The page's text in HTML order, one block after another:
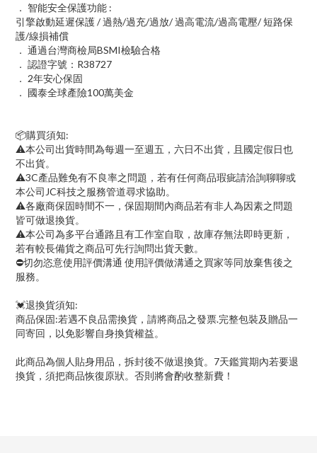
． 智能安全保護功能 :
引擎啟動延遲保護 / 過熱/過充/過放/ 過高電流/過高電壓/ 短路保
護/線損補償
． 通過台灣商檢局BSMI檢驗合格
． 認證字號：R38727
． 2年安心保固
． 國泰全球產險100萬美金
📦購買須知:
⚠本公司出貨時間為每週一至週五，六日不出貨，且國定假日也
不出貨。
⚠3C產品難免有不良率之問題，若有任何商品瑕疵請洽詢聊聊或
本公司JC科技之服務管道尋求協助。
⚠各廠商保固時間不一，保固期間內商品若有非人為因素之問題
皆可做退換貨。
⚠本公司為多平台通路且有工作室自取，故庫存無法即時更新，
若有較長備貨之商品可先行詢問出貨天數。
⛔切勿恣意使用評價溝通 使用評價做溝通之買家等同放棄售後之
服務。
💓退換貨須知:
商品保固:若遇不良品需換貨，請將商品之發票.完整包裝及贈品一
同寄回，以免影響自身換貨權益。
此商品為個人貼身用品，拆封後不做退換貨。7天鑑賞期內若要退
換貨，須把商品恢復原狀。否則將會酌收整新費！